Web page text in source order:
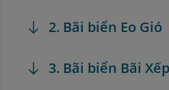
2. Bãi biển Eo Gió
3. Bãi biển Bãi Xếp